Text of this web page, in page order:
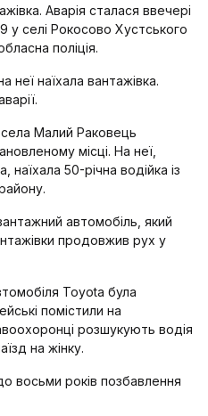
Аварія сталася ввечері
у селі Рокосово Хустського
поліція.
неї наїхала вантажівка.
села Малий Раковець
місці. На неї,
50-річна водійка із
автомобіль, який
продовжив рух у
Toyota була
помістили на
розшукують водія
на жінку.
восьми років позбавлення